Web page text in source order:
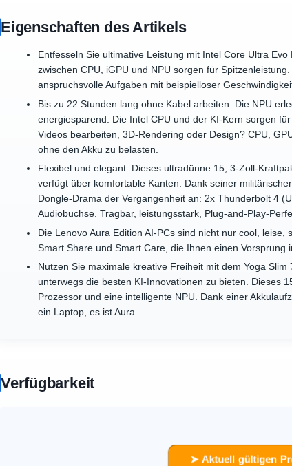
Eigenschaften des Artikels
Entfesseln Sie ultimative Leistung mit Intel Core Ultra
zwischen CPU, iGPU und NPU sorgen für
anspruchsvolle Aufgaben mit beispielloser
Bis zu 22 Stunden lang ohne Kabel arbeiten. Die NPU
energiesparend. Die Intel CPU und der KI-Kern sorgen
Videos bearbeiten, 3D-Rendering oder Design? CPU,
ohne den Akku zu belasten.
Flexibel und elegant: Dieses ultradünne 15, 3-Zoll-
verfügt über komfortable Kanten. Dank seiner
Dongle-Drama der Vergangenheit an: 2x Thunderbolt 4
Audiobuchse. Tragbar, leistungsstark, Plug-and-Play-
Die Lenovo Aura Edition AI-PCs sind nicht nur cool,
Smart Share und Smart Care, die Ihnen einen Vorsprung
Nutzen Sie maximale kreative Freiheit mit dem Yoga
unterwegs die besten KI-Innovationen zu bieten. Dieses
Prozessor und eine intelligente NPU. Dank einer
ein Laptop, es ist Aura.
Verfügbarkeit
➤ Aktuell gültigen